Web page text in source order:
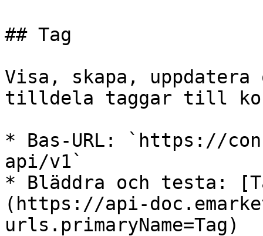
## Tag
Visa, skapa,
tilldela taggar till
* Bas-URL: `https://
api/v1`
* Bläddra och testa:
(https://api-
urls.primaryName=Tag)